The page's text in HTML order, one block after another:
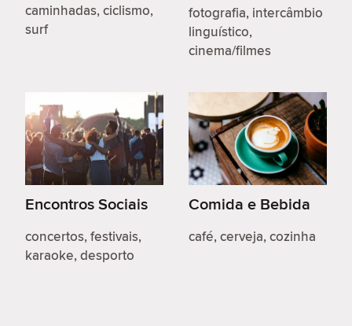
caminhadas, ciclismo,
surf
fotografia, intercâmbio
linguístico,
cinema/filmes
Encontros Sociais
concertos, festivais,
karaoke, desporto
Comida e Bebida
café, cerveja, cozinha